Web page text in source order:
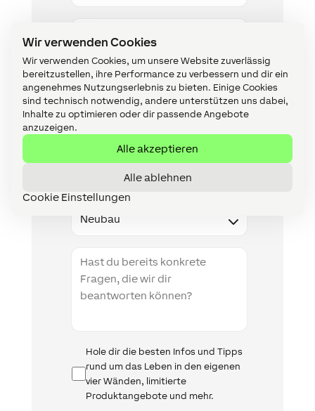
Wir verwenden Cookies
Wir verwenden Cookies, um unsere Website zuverlässig
bereitzustellen, ihre Performance zu verbessern und dir ein
angenehmes Nutzungserlebnis zu bieten. Einige Cookies
sind technisch notwendig, andere unterstützen uns dabei,
Inhalte zu optimieren oder dir passende Angebote
anzuzeigen.
Alle akzeptieren
Alle ablehnen
Cookie Einstellungen
Telefonnummer
PLZ
Land
Infomail
Hole dir die besten Infos und Tipps
rund um das Leben in den eigenen
vier Wänden, limitierte
Produktangebote und mehr.